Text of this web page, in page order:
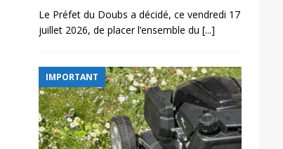
Le Préfet du Doubs a décidé, ce vendredi 17
juillet 2026, de placer l’ensemble du [...]
IMPORTANT